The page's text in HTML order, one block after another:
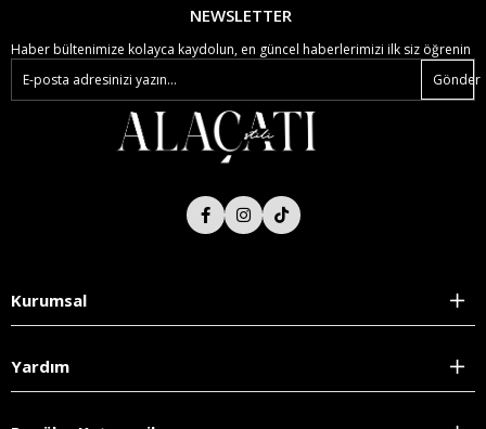
NEWSLETTER
Haber bültenimize kolayca kaydolun, en güncel haberlerimizi ilk siz öğrenin
Gönder
Kurumsal
Yardım